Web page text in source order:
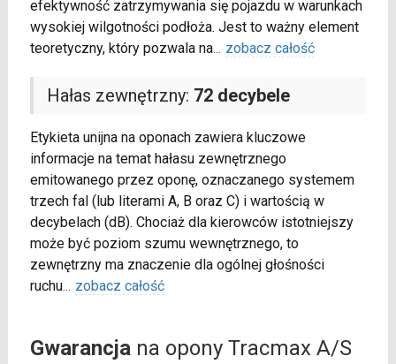
efektywność zatrzymywania się pojazdu w warunkach
wysokiej wilgotności podłoża. Jest to ważny element
teoretyczny, który pozwala na... zobacz całość
Hałas zewnętrzny: 72 decybele
Etykieta unijna na oponach zawiera kluczowe
informacje na temat hałasu zewnętrznego
emitowanego przez oponę, oznaczanego systemem
trzech fal (lub literami A, B oraz C) i wartością w
decybelach (dB). Chociaż dla kierowców istotniejszy
może być poziom szumu wewnętrznego, to
zewnętrzny ma znaczenie dla ogólnej głośności
ruchu... zobacz całość
Gwarancjana opony Tracmax A/S